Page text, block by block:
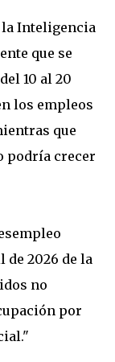
la Inteligencia
que se
10 al 20
los empleos
que
podría crecer
de 2026 de la
no
por